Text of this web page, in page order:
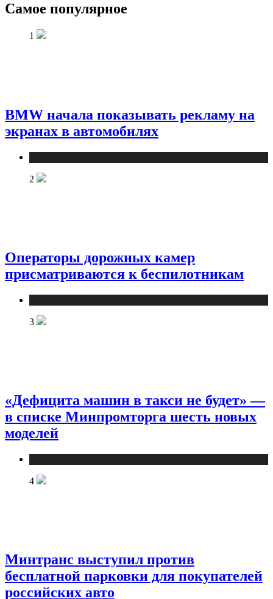
Самое популярное
1
BMW начала показывать рекламу на
экранах в автомобилях
2
Операторы дорожных камер
присматриваются к беспилотникам
3
«Дефицита машин в такси не будет» —
в списке Минпромторга шесть новых
моделей
4
Минтранс выступил против
бесплатной парковки для покупателей
российских авто